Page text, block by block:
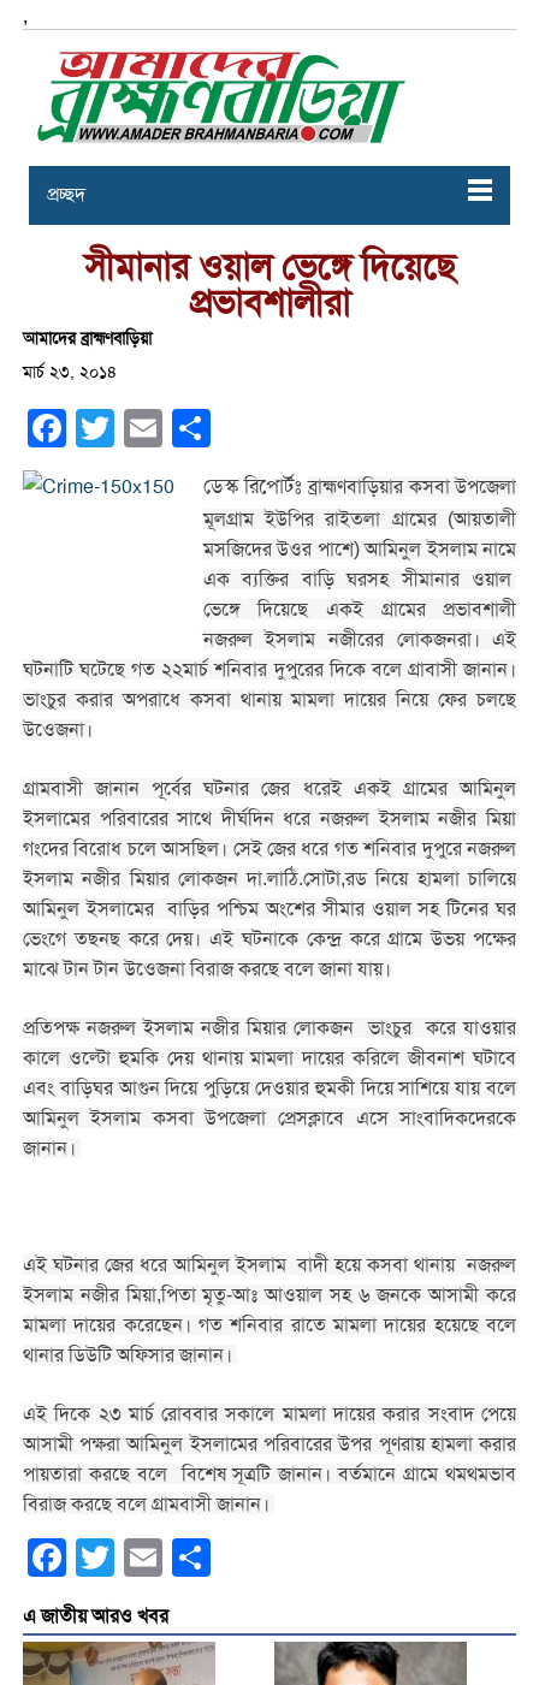
,
প্রচ্ছদ
সীমানার ওয়াল ভেঙ্গে দিয়েছে
প্রভাবশালীরা
আমাদের ব্রাহ্মণবাড়িয়া
মার্চ ২৩, ২০১৪
Facebook
Twitter Email
ডেস্ক রিপোর্টঃব্রাহ্মণবাড়িয়ার কসবা উপজেলা
মূলগ্রাম ইউপির রাইতলা গ্রামের (আয়তালী
মসজিদের উওর পাশে) আমিনুল ইসলাম নামে
এক ব্যক্তির বাড়ি ঘরসহ সীমানার ওয়াল
ভেঙ্গে দিয়েছে একই গ্রামের প্রভাবশালী
নজরুল ইসলাম নজীরের লোকজনরা। এই
ঘটনাটি ঘটেছে গত ২২মার্চ শনিবার দুপুরের দিকে বলে গ্রাবাসী জানান।
ভাংচুর করার অপরাধে কসবা থানায় মামলা দায়ের নিয়ে ফের চলছে
উওেজনা।
গ্রামবাসী জানান পূর্বের ঘটনার জের ধরেই একই গ্রামের আমিনুল
ইসলামের পরিবারের সাথে দীর্ঘদিন ধরে নজরুল ইসলাম নজীর মিয়া
গংদের বিরোধ চলে আসছিল। সেই জের ধরে গত শনিবার দুপুরে নজরুল
ইসলাম নজীর মিয়ার লোকজন দা.লাঠি.সোটা,রড নিয়ে হামলা চালিয়ে
আমিনুল ইসলামের বাড়ির পশ্চিম অংশের সীমার ওয়াল সহ টিনের ঘর
ভেংগে তছনছ করে দেয়। এই ঘটনাকে কেন্দ্র করে গ্রামে উভয় পক্ষের
মাঝে টান টান উওেজনা বিরাজ করছে বলে জানা যায়।
প্রতিপক্ষ নজরুল ইসলাম নজীর মিয়ার লোকজন ভাংচুর করে যাওয়ার
কালে ওল্টো হুমকি দেয় থানায় মামলা দায়ের করিলে জীবনাশ ঘটাবে
এবং বাড়িঘর আগুন দিয়ে পুড়িয়ে দেওয়ার হুমকী দিয়ে সাশিয়ে যায় বলে
আমিনুল ইসলাম কসবা উপজেলা প্রেসক্লাবে এসে সাংবাদিকদেরকে
জানান।
এই ঘটনার জের ধরে আমিনুল ইসলাম বাদী হয়ে কসবা থানায় নজরুল
ইসলাম নজীর মিয়া,পিতা মৃতু-আঃ আওয়াল সহ ৬ জনকে আসামী করে
মামলা দায়ের করেছেন। গত শনিবার রাতে মামলা দায়ের হয়েছে বলে
থানার ডিউটি অফিসার জানান।
এই দিকে ২৩ মার্চ রোববার সকালে মামলা দায়ের করার সংবাদ পেয়ে
আসামী পক্ষরা আমিনুল ইসলামের পরিবারের উপর পূণরায় হামলা করার
পায়তারা করছে বলে বিশেষ সূত্রটি জানান। বর্তমানে গ্রামে থমথমভাব
বিরাজ করছে বলে গ্রামবাসী জানান।
Facebook
Twitter Email
এ জাতীয় আরও খবর